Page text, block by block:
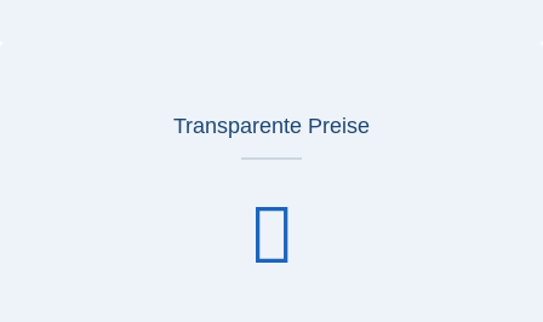
Transparente Preise